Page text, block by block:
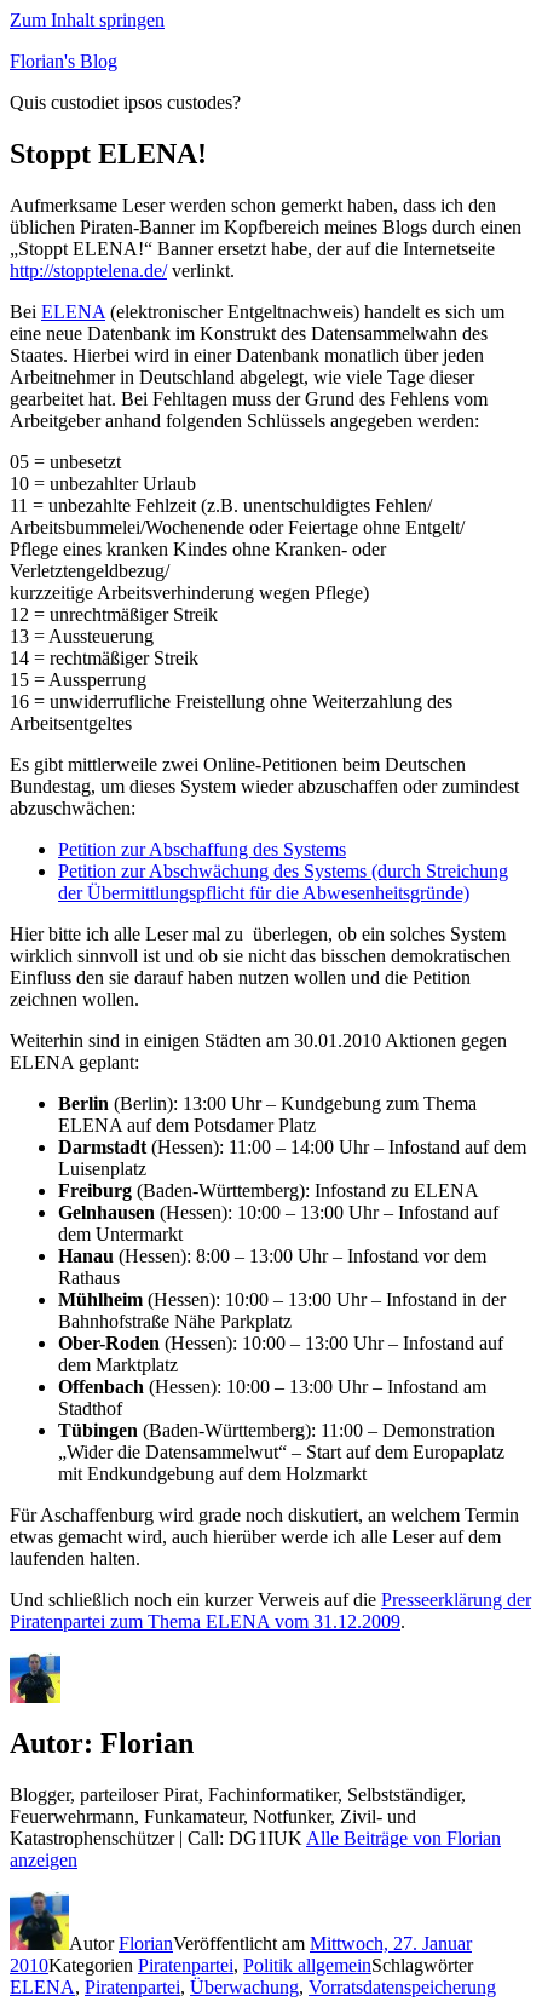
Zum Inhalt springen
Florian's Blog
Quis custodiet ipsos custodes?
Stoppt ELENA!
Aufmerksame Leser werden schon gemerkt haben, dass ich den
üblichen Piraten-Banner im Kopfbereich meines Blogs durch einen
„Stoppt ELENA!“ Banner ersetzt habe, der auf die Internetseite
http://stopptelena.de/verlinkt.
Bei ELENA (elektronischer Entgeltnachweis) handelt es sich um
eine neue Datenbank im Konstrukt des Datensammelwahn des
Staates. Hierbei wird in einer Datenbank monatlich über jeden
Arbeitnehmer in Deutschland abgelegt, wie viele Tage dieser
gearbeitet hat. Bei Fehltagen muss der Grund des Fehlens vom
Arbeitgeber anhand folgenden Schlüssels angegeben werden:
05 = unbesetzt
10 = unbezahlter Urlaub
11 = unbezahlte Fehlzeit (z.B. unentschuldigtes Fehlen/
Arbeitsbummelei/Wochenende oder Feiertage ohne Entgelt/
Pflege eines kranken Kindes ohne Kranken- oder
Verletztengeldbezug/
kurzzeitige Arbeitsverhinderung wegen Pflege)
12 = unrechtmäßiger Streik
13 = Aussteuerung
14 = rechtmäßiger Streik
15 = Aussperrung
16 = unwiderrufliche Freistellung ohne Weiterzahlung des
Arbeitsentgeltes
Es gibt mittlerweile zwei Online-Petitionen beim Deutschen
Bundestag, um dieses System wieder abzuschaffen oder zumindest
abzuschwächen:
Petition zur Abschaffung des Systems
Petition zur Abschwächung des Systems (durch Streichung
der Übermittlungspflicht für die Abwesenheitsgründe)
Hier bitte ich alle Leser mal zu überlegen, ob ein solches System
wirklich sinnvoll ist und ob sie nicht das bisschen demokratischen
Einfluss den sie darauf haben nutzen wollen und die Petition
zeichnen wollen.
Weiterhin sind in einigen Städten am 30.01.2010 Aktionen gegen
ELENA geplant:
Berlin (Berlin): 13:00 Uhr – Kundgebung zum Thema
ELENA auf dem Potsdamer Platz
Darmstadt (Hessen): 11:00 – 14:00 Uhr – Infostand auf dem
Luisenplatz
Freiburg (Baden-Württemberg): Infostand zu ELENA
Gelnhausen (Hessen): 10:00 – 13:00 Uhr – Infostand auf
dem Untermarkt
Hanau (Hessen): 8:00 – 13:00 Uhr – Infostand vor dem
Rathaus
Mühlheim (Hessen): 10:00 – 13:00 Uhr – Infostand in der
Bahnhofstraße Nähe Parkplatz
Ober-Roden (Hessen): 10:00 – 13:00 Uhr – Infostand auf
dem Marktplatz
Offenbach (Hessen): 10:00 – 13:00 Uhr – Infostand am
Stadthof
Tübingen (Baden-Württemberg): 11:00 – Demonstration
„Wider die Datensammelwut“ – Start auf dem Europaplatz
mit Endkundgebung auf dem Holzmarkt
Für Aschaffenburg wird grade noch diskutiert, an welchem Termin
etwas gemacht wird, auch hierüber werde ich alle Leser auf dem
laufenden halten.
Und schließlich noch ein kurzer Verweis auf die Presseerklärung der
Piratenpartei zum Thema ELENA vom 31.12.2009.
Autor: Florian
Blogger, parteiloser Pirat, Fachinformatiker, Selbstständiger,
Feuerwehrmann, Funkamateur, Notfunker, Zivil- und
Katastrophenschützer | Call: DG1IUK Alle Beiträge von Florian
anzeigen
AutorFlorianVeröffentlicht am Mittwoch, 27. Januar
2010Kategorien Piratenpartei, Politik allgemeinSchlagwörter
ELENA, Piratenpartei, Überwachung, Vorratsdatenspeicherung